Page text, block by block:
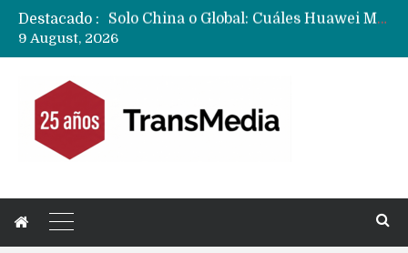
Destacado :
Data Centers de Huawei en Chile, México, Brasil,Perú y Argentina podrían verse afectados por arremetida de EE.UU
9 August, 2026